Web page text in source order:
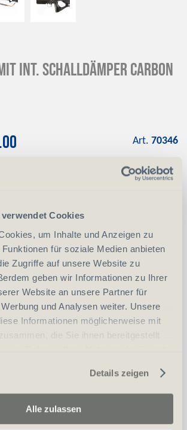
Cookies
um Inhalte und Anzeigen zu
für soziale Medien anbieten
Zugriffe auf unsere Website zu
geben wir Informationen zu Ihrer
Website an unsere Partner für
und Analysen weiter. Unsere
Informationen möglicherweise mit
die Sie ihnen bereitgestellt
Details zeigen
Alle zulassen
Int. Schalldämper Carbon
CHF 390.00
Art. 70346
Anzahl Stück -
In den Warenkorb